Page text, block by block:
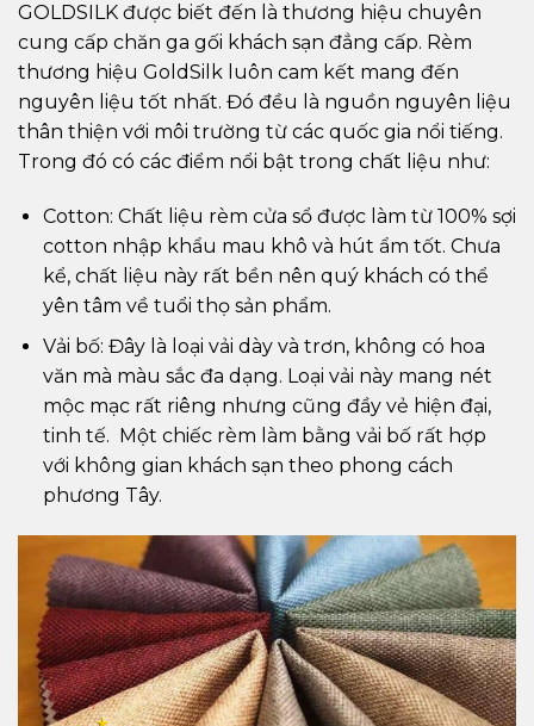
GOLDSILK được biết đến là thương hiệu chuyên
cung cấp chăn ga gối khách sạn đẳng cấp. Rèm
thương hiệu GoldSilk luôn cam kết mang đến
nguyên liệu tốt nhất. Đó đều là nguồn nguyên liệu
thân thiện với môi trường từ các quốc gia nổi tiếng.
Trong đó có các điểm nổi bật trong chất liệu như:
Cotton: Chất liệu rèm cửa sổ được làm từ 100% sợi
cotton nhập khẩu mau khô và hút ẩm tốt. Chưa
kể, chất liệu này rất bền nên quý khách có thể
yên tâm về tuổi thọ sản phẩm.
Vải bố: Đây là loại vải dày và trơn, không có hoa
văn mà màu sắc đa dạng. Loại vải này mang nét
mộc mạc rất riêng nhưng cũng đầy vẻ hiện đại,
tinh tế. Một chiếc rèm làm bằng vải bố rất hợp
với không gian khách sạn theo phong cách
phương Tây.